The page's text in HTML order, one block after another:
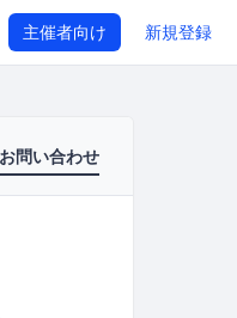
主催者向け 新規登録
お問い合わせ